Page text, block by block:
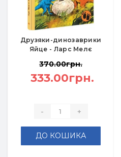
Друзяки-динозаврики
Яйце - Ларс Мелє
370.00грн.
333.00грн.
- +
ДО КОШИКА